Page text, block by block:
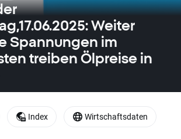
Weiter
Spannungen im
treiben Ölpreise in
Index Wirtschaftsdaten